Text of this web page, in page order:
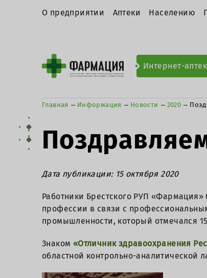
О предприятии Аптеки Населению
Интернет-
Главная Информация Новости 2020
Дата публикации: 15 октября 2020
Работники Брестского РУП
профессии в связи с
промышленности, который отмечался
Знаком «Отличник здравоохранения
областной контрольно-аналитической